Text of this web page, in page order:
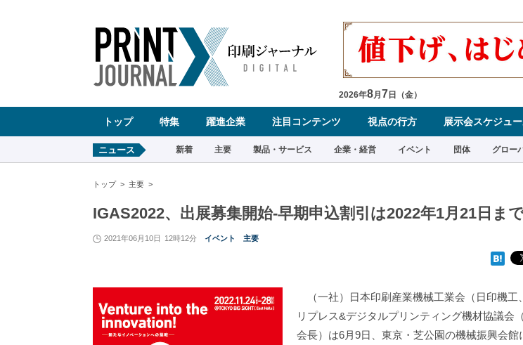
ア
ゲ
ン
2026年8月 7 日（金）
トップ 特集 躍進企業 注目コンテンツ 視点の行方 展示会スケジュ
ニュース 新着 主要 製品・サービス 企業・経営 イベント 団体 グロー
トップ 主要
IGAS2022、出展募集開始-早期申込割引は2022年1月21日ま
2021年06月10日 12時12分 イベント 主要
（一社）日本印刷産業機械工業会（日印機工
リプレス&デジタルプリンティング機材協議会
会長）は6月9日、東京・芝公園の機械振興会館